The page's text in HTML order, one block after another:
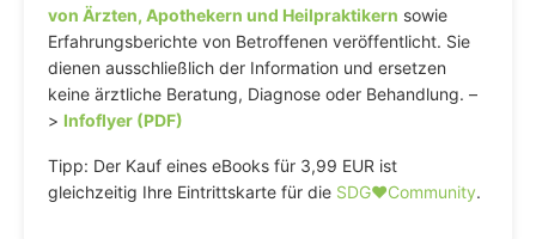
von Ärzten, Apothekern und Heilpraktikern sowie
Erfahrungsberichte von Betroffenen veröffentlicht. Sie
dienen ausschließlich der Information und ersetzen
keine ärztliche Beratung, Diagnose oder Behandlung. –
> Infoflyer (PDF)
Tipp: Der Kauf eines eBooks für 3,99 EUR ist
gleichzeitig Ihre Eintrittskarte für die SDG♥️Community.